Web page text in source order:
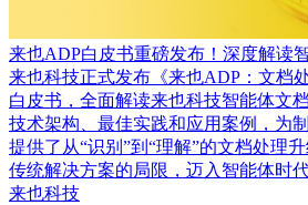
来也ADP白皮书重磅发布！深度解读
来也科技正式发布《来也ADP：文档
白皮书，全面解读来也科技智能体文
技术架构、最佳实践和应用案例，为
提供了从“识别”到“理解”的文档处理
传统解决方案的局限，迈入智能体时代
来也科技